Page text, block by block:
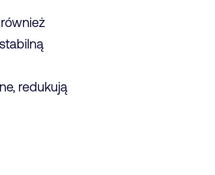
redukują